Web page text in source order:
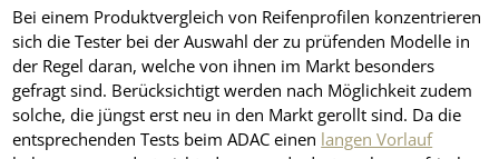
Bei einem Produktvergleich von Reifenprofilen konzentrieren
sich die Tester bei der Auswahl der zu prüfenden Modelle in
der Regel daran, welche von ihnen im Markt besonders
gefragt sind. Berücksichtigt werden nach Möglichkeit zudem
solche, die jüngst erst neu in den Markt gerollt sind. Da die
entsprechenden Tests beim ADAC einen langen Vorlauf